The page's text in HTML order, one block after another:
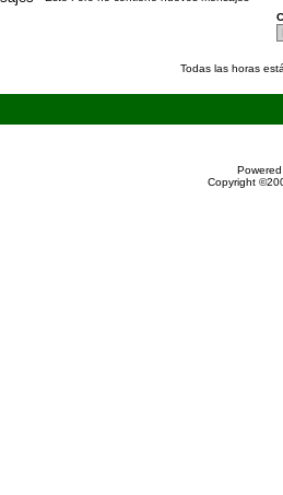
Todas las horas
Copyright